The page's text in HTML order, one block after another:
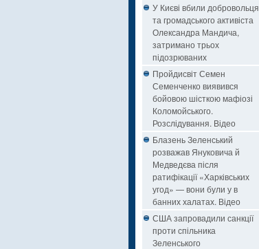
У Києві вбили добровольця
та громадського активіста
Олександра Мандича,
затримано трьох
підозрюваних
Пройдисвіт Семен
Семенченко виявився
бойовою шісткою мафіозі
Коломойського.
Розслідування. Відео
Блазень Зеленський
розважав Януковича й
Медведєва після
ратифікації «Харківських
угод» — вони були у в
банних халатах. Відео
США запровадили санкції
проти спільника
Зеленського